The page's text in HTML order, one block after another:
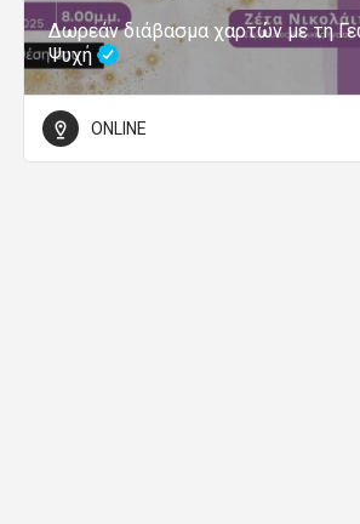
Δωρεάν διάβασμα χαρτών με τη
Ψυχή
ONLINE